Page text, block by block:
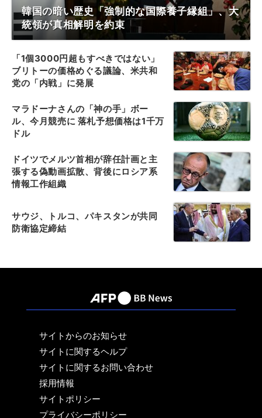
韓国の暗い歴史「強制的な国際養子縁組」、大
統領が真相解明を約束
「1個3000円超もすべきではない」
ブリトーの価格めぐる議論、米共和
党の「内戦」に発展
マラドーナさんの「神の手」ボー
ル、今月競売に 落札予想価格は1千万
ドル
ドイツでメルツ首相が辞任計画と主
張する偽動画拡散、背後にロシア系
情報工作組織
サウジ、トルコ、パキスタンが共同
防衛協定締結
サイトからのお知らせ
サイトに関するヘルプ
サイトに関するお問い合わせ
採用情報
サイトポリシー
プライバシーポリシー